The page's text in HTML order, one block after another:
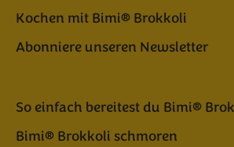
Kochen mit Bimi® Brokkoli
Abonniere unseren Newsletter
So einfach bereitest du Bimi®
Bimi® Brokkoli schmoren